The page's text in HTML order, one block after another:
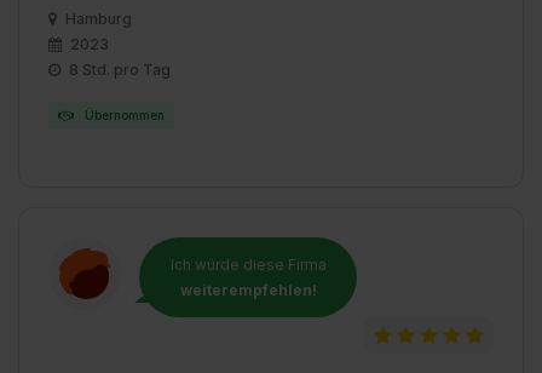
Hamburg
2023
8 Std. pro Tag
Übernommen
Ich würde diese Firma
weiterempfehlen!